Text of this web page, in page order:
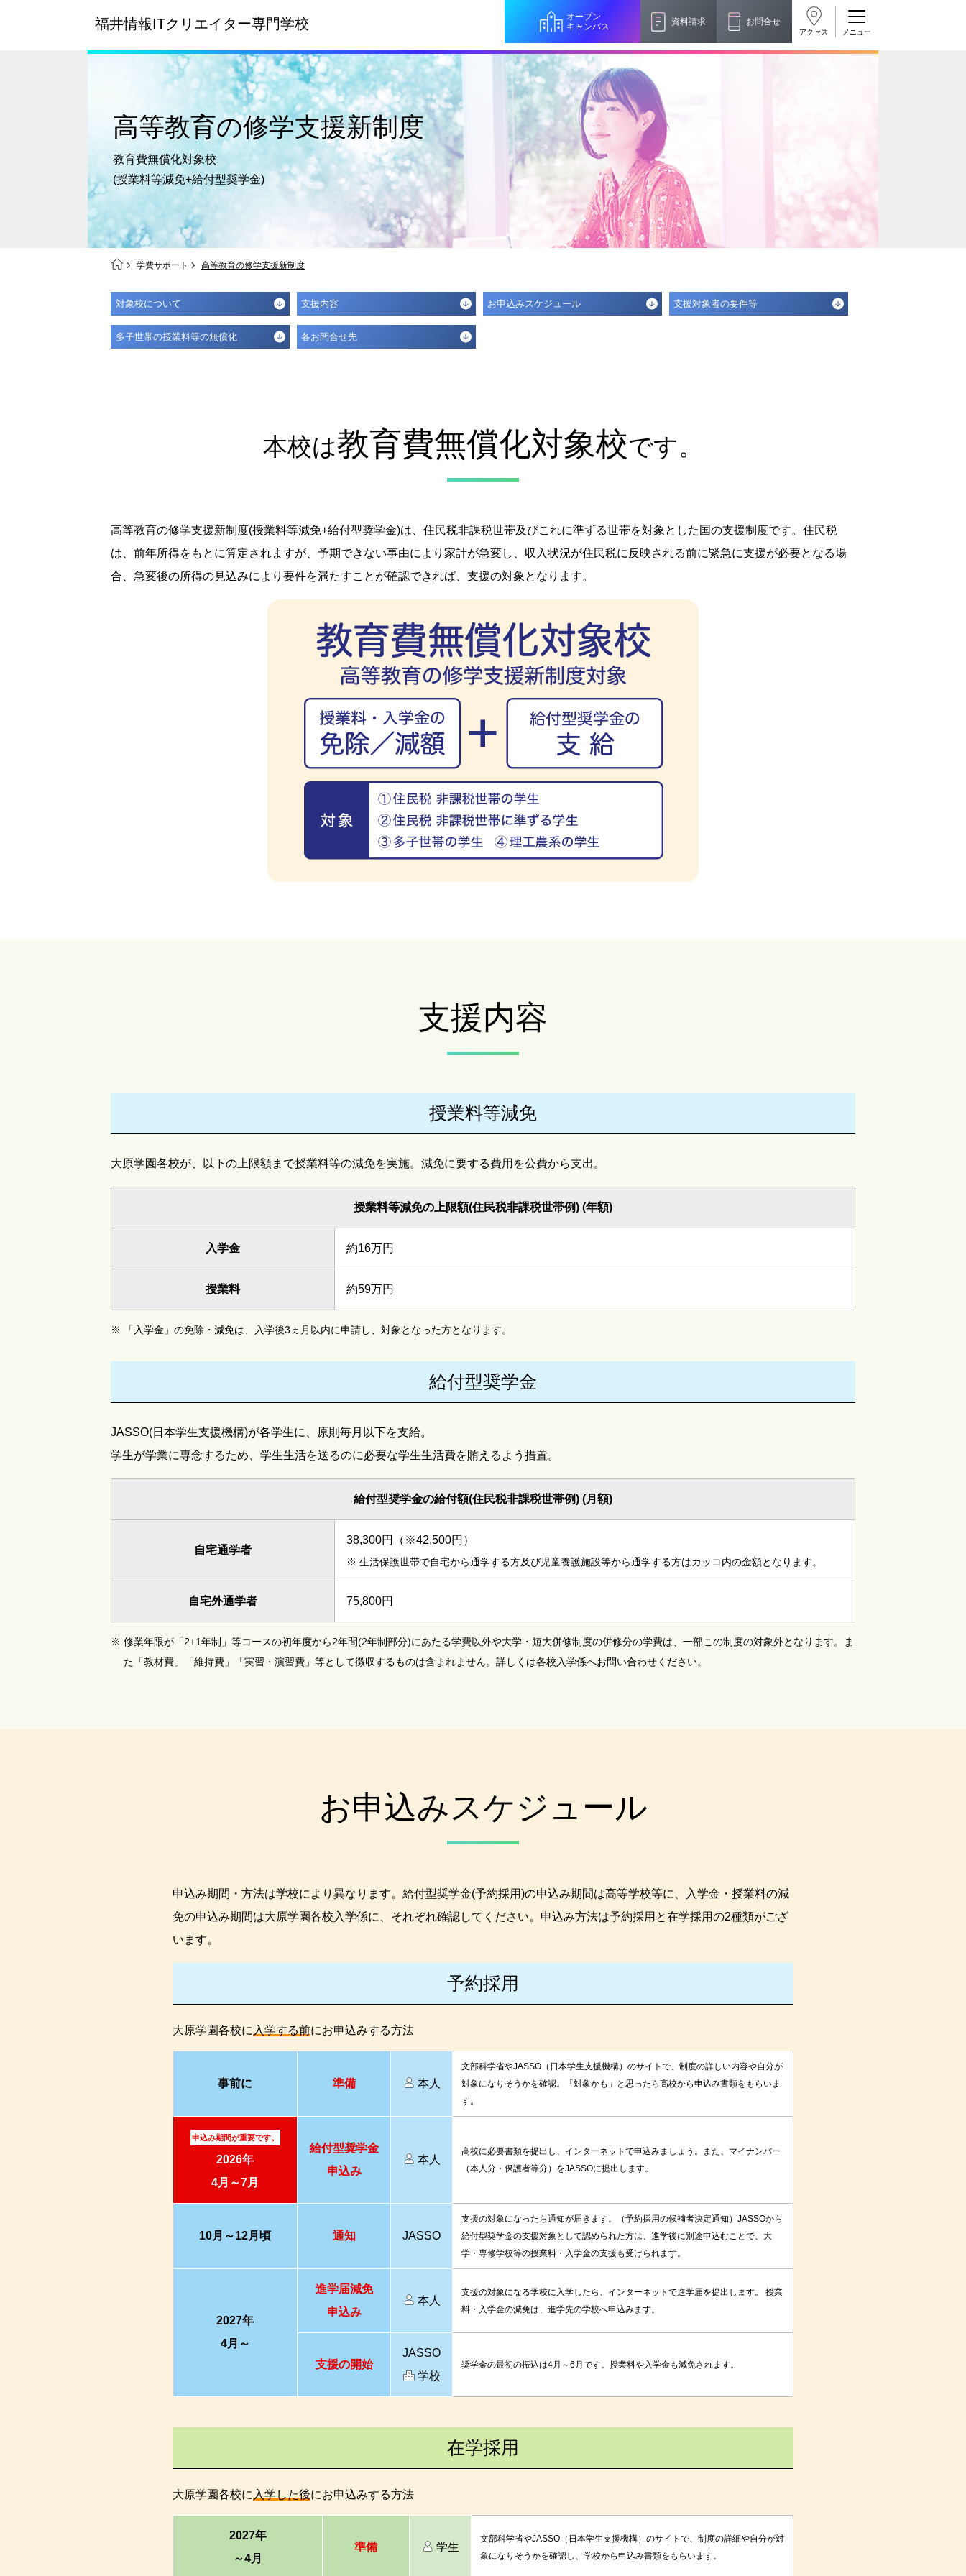
福井情報ITクリエイター専門学校
オープン
キャンパス
資料請求 お問合せ
アクセス
高等教育の修学支援新制度
教育費無償化対象校
(授業料等減免+給付型奨学金)
学費サポート 高等教育の修学支援新制度
対象校について 支援内容 お申込みスケジュール 支援対象者の要件等
多子世帯の授業料等の無償化 各お問合せ先
本校は教育費無償化対象校です。
高等教育の修学支援新制度(授業料等減免+給付型奨学金)は、住民税非課税世帯及びこれに準ずる世帯を対象とした国の支援制度です。住民税
は、前年所得をもとに算定されますが、予期できない事由により家計が急変し、収入状況が住民税に反映される前に緊急に支援が必要となる場
合、急変後の所得の見込みにより要件を満たすことが確認できれば、支援の対象となります。
支援内容
授業料等減免
大原学園各校が、以下の上限額まで授業料等の減免を実施。減免に要する費用を公費から支出。
授業料等減免の上限額(住民税非課税世帯例) (年額)
入学金 約16万円
授業料 約59万円
※ 「入学金」の免除・減免は、入学後3ヵ月以内に申請し、対象となった方となります。
給付型奨学金
JASSO(日本学生支援機構)が各学生に、原則毎月以下を支給。
学生が学業に専念するため、学生生活を送るのに必要な学生生活費を賄えるよう措置。
給付型奨学金の給付額(住民税非課税世帯例) (月額)
自宅通学者
38,300円（※42,500円）
※ 生活保護世帯で自宅から通学する方及び児童養護施設等から通学する方はカッコ内の金額となります。
自宅外通学者 75,800円
※ 修業年限が「2+1年制」等コースの初年度から2年間(2年制部分)にあたる学費以外や大学・短大併修制度の併修分の学費は、一部この制度の対象外となります。ま
た「教材費」「維持費」「実習・演習費」等として徴収するものは含まれません。詳しくは各校入学係へお問い合わせください。
お申込みスケジュール
申込み期間・方法は学校により異なります。給付型奨学金(予約採用)の申込み期間は高等学校等に、入学金・授業料の減
免の申込み期間は大原学園各校入学係に、それぞれ確認してください。申込み方法は予約採用と在学採用の2種類がござ
います。
予約採用
大原学園各校に 入学する前にお申込みする方法
事前に 準備 本人
文部科学省やJASSO（日本学生支援機構）のサイトで、制度の詳しい内容や自分が
対象になりそうかを確認。「対象かも」と思ったら高校から申込み書類をもらいま
す。
申込み期間が重要です。
2026年
4月～7月
給付型奨学金
申込み
本人
高校に必要書類を提出し、インターネットで申込みましょう。また、マイナンバー
（本人分・保護者等分）をJASSOに提出します。
10月～12月頃 通知 JASSO
支援の対象になったら通知が届きます。（予約採用の候補者決定通知）JASSOから
給付型奨学金の支援対象として認められた方は、進学後に別途申込むことで、大
学・専修学校等の授業料・入学金の支援も受けられます。
2027年
4月～
進学届減免
申込み
本人
支援の対象になる学校に入学したら、インターネットで進学届を提出します。 授業
料・入学金の減免は、進学先の学校へ申込みます。
支援の開始
JASSO
学校
奨学金の最初の振込は4月～6月です。授業料や入学金も減免されます。
在学採用
大原学園各校に 入学した後にお申込みする方法
2027年
～4月
準備 学生
文部科学省やJASSO（日本学生支援機構）のサイトで、制度の詳細や自分が対
象になりそうかを確認し、学校から申込み書類をもらいます。